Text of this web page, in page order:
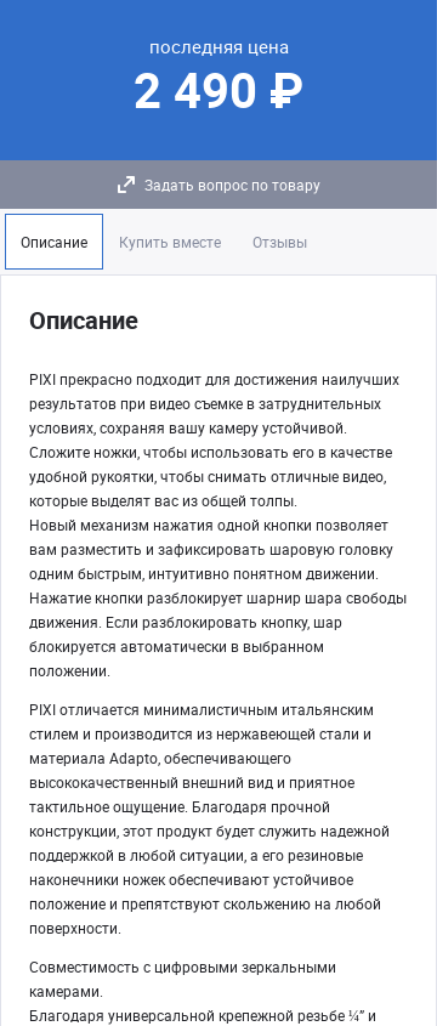
последняя цена
2 490 ₽
Задать вопрос по товару
Описание Купить вместе Отзывы
Описание
PIXI прекрасно подходит для достижения наилучших
результатов при видео съемке в затруднительных
условиях, сохраняя вашу камеру устойчивой.
Сложите ножки, чтобы использовать его в качестве
удобной рукоятки, чтобы снимать отличные видео,
которые выделят вас из общей толпы.
Новый механизм нажатия одной кнопки позволяет
вам разместить и зафиксировать шаровую головку
одним быстрым, интуитивно понятном движении.
Нажатие кнопки разблокирует шарнир шара свободы
движения. Если разблокировать кнопку, шар
блокируется автоматически в выбранном
положении.
PIXI отличается минималистичным итальянским
стилем и производится из нержавеющей стали и
материала Adapto, обеспечивающего
высококачественный внешний вид и приятное
тактильное ощущение. Благодаря прочной
конструкции, этот продукт будет служить надежной
поддержкой в любой ситуации, а его резиновые
наконечники ножек обеспечивают устойчивое
положение и препятствуют скольжению на любой
поверхности.
Совместимость с цифровыми зеркальными
камерами.
Благодаря универсальной крепежной резьбе ¼” и